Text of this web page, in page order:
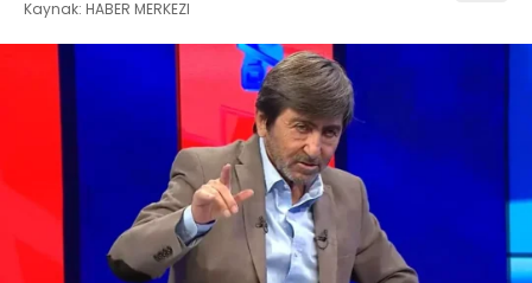
Kaynak: HABER MERKEZI